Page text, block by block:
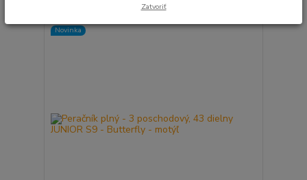
Novinka
Zatvoriť